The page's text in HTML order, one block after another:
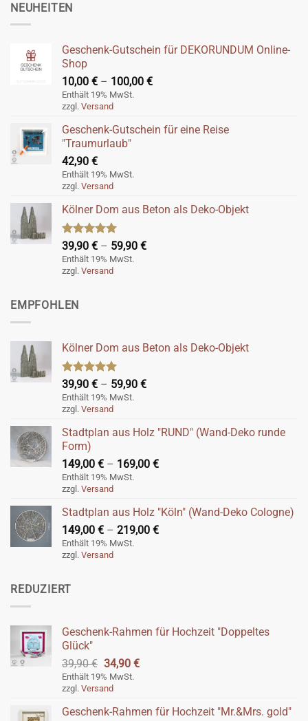
NEUHEITEN
Geschenk-Gutschein für DEKORUNDUM Online-
Shop
10,00 € – 100,00 €Preisspanne:
100,00 €
Enthält 19% MwSt.
zzgl. Versand
Geschenk-Gutschein für eine Reise
"Traumurlaub"
42,90 €
Enthält 19% MwSt.
zzgl. Versand
Kölner Dom aus Beton als Deko-Objekt
Bewertet
mit5.00
von 5
39,90 € – 59,90 €Preisspanne:
Enthält 19% MwSt.
zzgl. Versand
EMPFOHLEN
Kölner Dom aus Beton als Deko-Objekt
Bewertet
mit5.00
von 5
39,90 € – 59,90 €Preisspanne:
59,90 €
Enthält 19% MwSt.
zzgl. Versand
Stadtplan aus Holz "RUND" (Wand-Deko runde
Form)
149,00 € – 169,00 €Preisspanne:
169,00 €
Enthält 19% MwSt.
zzgl. Versand
Stadtplan aus Holz "Köln" (Wand-Deko Cologne)
149,00 € – 219,00 €Preisspanne:
Enthält 19% MwSt.
zzgl. Versand
REDUZIERT
Geschenk-Rahmen für Hochzeit "Doppeltes
Glück"
39,90€ Ursprünglicher
Preis
war:
39,90 €
34,90 €Aktueller
34,90 €.
Enthält 19% MwSt.
zzgl. Versand
Geschenk-Rahmen für Hochzeit "Mr.&Mrs. gold"